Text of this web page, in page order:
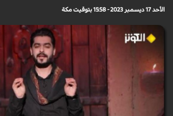
الأحد 17 ديسمبر 2023 - 15:58 بتوقيت مكة